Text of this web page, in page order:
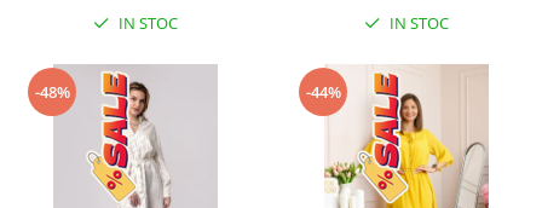
IN STOC IN STOC
-48% -44%